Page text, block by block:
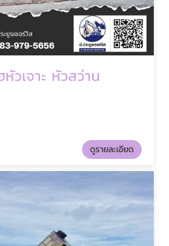
หัวเจาะ หัวสว่าน
ดูรายละเอียด